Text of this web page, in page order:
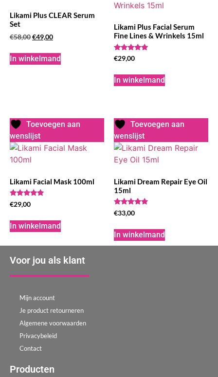
Likami Plus CLEAR Serum
Set
€58,00€49,00
In winkelmand
Likami Plus Facial Serum
Fine Lines & Wrinkels 15ml
Waardering
5.00
€29,00
In winkelmand
Toevoegen aan
wenslijst
Likami Facial Mask 100ml
Waardering
5.00
€29,00
In winkelmand
Toevoegen aan
wenslijst
Likami Dream Repair Eye Oil
15ml
Waardering
5.00
€33,00
In winkelmand
Voor jou als klant
Mijn account
Je product retourneren
Algemene voorwaarden
Privacybeleid
Contact
Producten